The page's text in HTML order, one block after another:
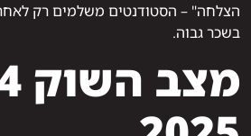
הצלחה" – הסטודנטים משלמים רק
בשכר גבוה.